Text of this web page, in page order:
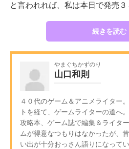
と言われれば、私は本日で発売
続きを読む
やまぐちかずのり
山口和則
４０代のゲーム＆アニメライター
トを経て、ゲームライターの道へ
攻略本、ゲーム誌で編集＆ライタ
ムが得意なつもりはなかったが、
い出が十分おっさん語りになって